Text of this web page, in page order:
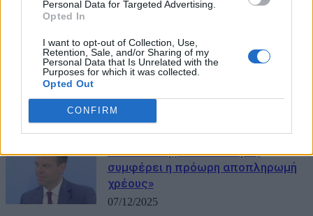
Personal Data for Targeted Advertising.
Opted In
I want to opt-out of Collection, Use,
Retention, Sale, and/or Sharing of my
Personal Data that Is Unrelated with the
Purposes for which it was collected.
Opted Out
CONFIRM
ΜΠΟΡΕΙ ΝΑ ΣΑΣ ΕΝΔΙΑΦΕΡΕΙ
Κασσελάκης: «Γιατί δεν μας
συμφέρει η πρόωρη αποπληρωμή
χρέους»
07/12/2025